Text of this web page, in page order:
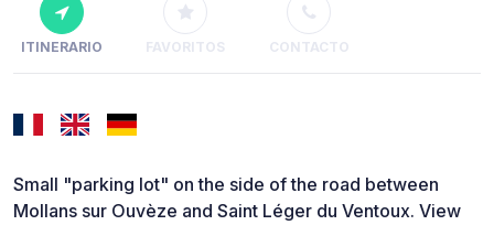
ITINERARIO FAVORITOS CONTACTO
Small "parking lot" on the side of the road between
Mollans sur Ouvèze and Saint Léger du Ventoux. View